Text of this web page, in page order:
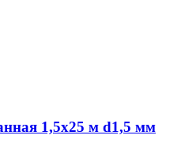
1,5х25 м d1,5 мм